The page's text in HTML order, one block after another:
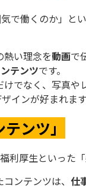
で働くのか」と
い理念を動画で
テンツです。
けでなく、写真や
インが好まれます
ンツ」
厚生といった
ンテンツは、 仕